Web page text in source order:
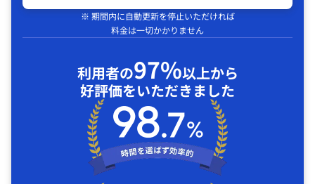
※ 期間内に自動更新を停止いただければ
料金は一切かかりません
利用者の97%以上から
好評価をいただきました